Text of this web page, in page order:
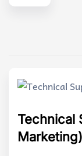
Technical
Marketing)